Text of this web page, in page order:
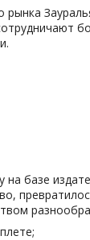
базе